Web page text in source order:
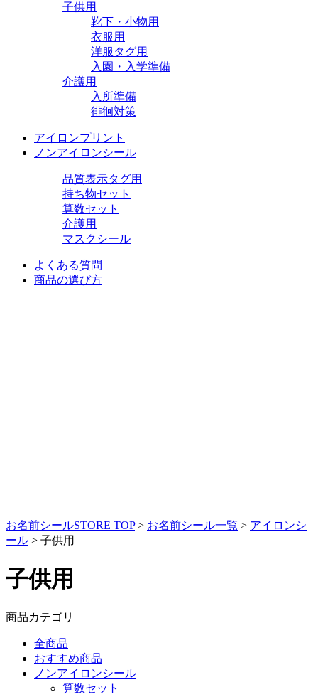
子供用
靴下・小物用
衣服用
洋服タグ用
入園・入学準備
介護用
入所準備
徘徊対策
アイロンプリント
ノンアイロンシール
品質表示タグ用
持ち物セット
算数セット
介護用
マスクシール
よくある質問
商品の選び方
お名前シールSTORE TOP > お名前シール一覧 > アイロンシ
ール > 子供用
子供用
商品カテゴリ
全商品
おすすめ商品
ノンアイロンシール
算数セット